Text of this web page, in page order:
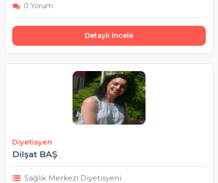
0 Yorum
Detaylı İncele
Diyetisyen
Dilşat BAŞ
Sağlık Merkezi Diyetisyeni